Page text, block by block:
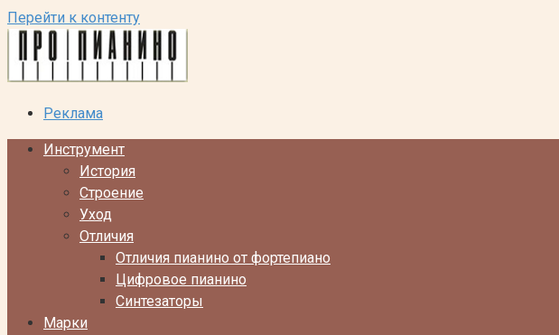
Перейти к контенту
Реклама
Инструмент
История
Строение
Уход
Отличия
Отличия пианино от фортепиано
Цифровое пианино
Синтезаторы
Марки